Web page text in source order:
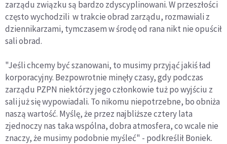
zarządu związku są bardzo zdyscyplinowani. W przeszłości
często wychodzili w trakcie obrad zarządu, rozmawiali z
dziennikarzami, tymczasem w środę od rana nikt nie opuścił
sali obrad.
"Jeśli chcemy być szanowani, to musimy przyjąć jakiś ład
korporacyjny. Bezpowrotnie minęły czasy, gdy podczas
zarządu PZPN niektórzy jego członkowie tuż po wyjściu z
sali już się wypowiadali. To nikomu niepotrzebne, bo obniża
naszą wartość. Myślę, że przez najbliższe cztery lata
zjednoczy nas taka wspólna, dobra atmosfera, co wcale nie
znaczy, że musimy podobnie myśleć" - podkreślił Boniek.